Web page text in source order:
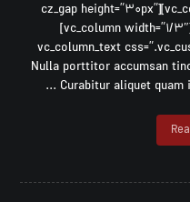
[vc_row 0=””][vc_column width=”2/3″][cz_gap height=”30px”
id=”cz_27370″][/vc_column][vc_column width=”1/3″]
[vc_column_text
bottom: 40px !important;}”]Nulla porttitor
Curabitur aliquet quam